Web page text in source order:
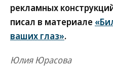
рекламных
писал в материале
ваших глаз».
Юлия Юрасова